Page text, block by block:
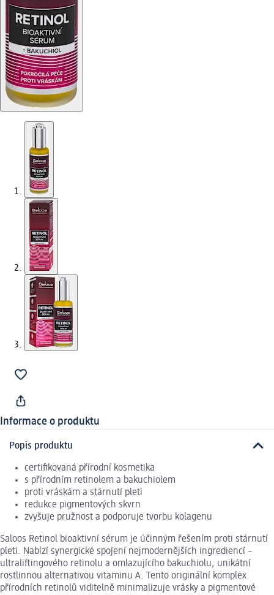
Informace o produktu
Popis produktu
certifikovaná přírodní kosmetika
s přírodním retinolem a bakuchiolem
proti vráskám a stárnutí pleti
redukce pigmentových skvrn
zvyšuje pružnost a podporuje tvorbu kolagenu
Saloos Retinol bioaktivní sérum je účinným řešením proti stárnutí
pleti. Nabízí synergické spojení nejmodernějších ingrediencí –
ultraliftingového retinolu a omlazujícího bakuchiolu, unikátní
rostlinnou alternativou vitaminu A. Tento originální komplex
přírodních retinolů viditelně minimalizuje vrásky a pigmentové